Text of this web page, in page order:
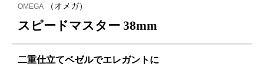
OMEGA （オメガ）
スピードマスター 38mm
二重仕立てベゼルでエレガントに